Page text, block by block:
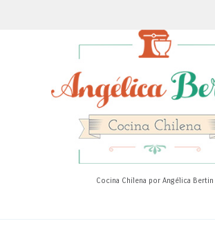
Cocina Chilena por Angélica Bertin